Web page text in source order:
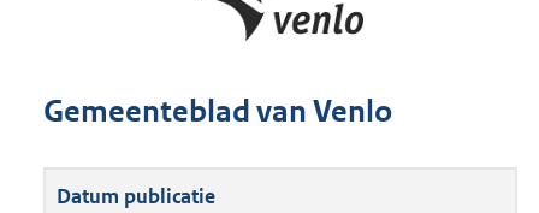
Gemeenteblad van Venlo